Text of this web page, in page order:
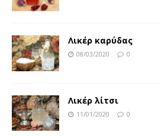
Λικέρ καρύδας
08/03/2020 0
Λικέρ λίτσι
11/01/2020 0